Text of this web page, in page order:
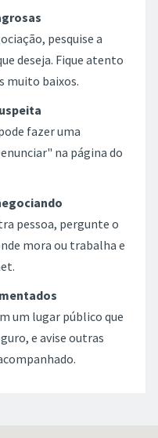
pesquise a
deseja. Fique atento
muito baixos.
fazer uma
na página do
pessoa, pergunte o
mora ou trabalha e
um lugar público que
e avise outras